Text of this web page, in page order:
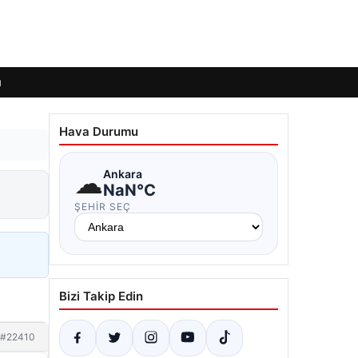
#22410
Hava Durumu
☁Ankara
NaN°C
ŞEHIR SEÇ
Bizi Takip Edin